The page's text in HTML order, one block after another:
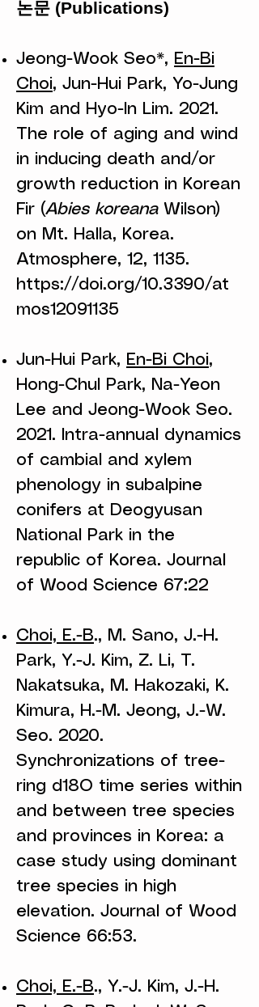
논문 (Publications)
Jeong-Wook Seo*, En-Bi
Choi, Jun-Hui Park, Yo-Jung
Kim and Hyo-In Lim. 2021.
The role of aging and wind
in inducing death and/or
growth reduction in Korean
Fir (Abies koreanaWilson)
on Mt. Halla, Korea.
Atmosphere, 12, 1135.
https://doi.org/10.3390/at
mos12091135
Jun-Hui Park, En-Bi Choi,
Hong-Chul Park, Na-Yeon
Lee and Jeong-Wook Seo.
2021. Intra-annual dynamics
of cambial and xylem
phenology in subalpine
conifers at Deogyusan
National Park in the
republic of Korea. Journal
of Wood Science 67:22
Choi, E.-B., M. Sano, J.-H.
Park, Y.-J. Kim, Z. Li, T.
Nakatsuka, M. Hakozaki, K.
Kimura, H.-M. Jeong, J.-W.
Seo. 2020.
Synchronizations of tree-
ring d18O time series within
and between tree species
and provinces in Korea: a
case study using dominant
tree species in high
elevation. Journal of Wood
Science 66:53.
Choi, E.-B., Y.-J. Kim, J.-H.